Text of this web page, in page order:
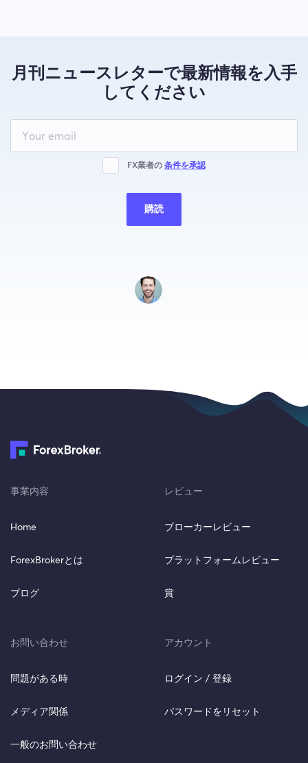
月刊ニュースレターで最新情報を入手
してください
this
blank
FX業者の 条件を承認
購読
事業内容
Home
ForexBrokerとは
ブログ
レビュー
ブローカーレビュー
プラットフォームレビュー
賞
お問い合わせ
問題がある時
メディア関係
一般のお問い合わせ
アカウント
ログイン / 登録
パスワードをリセット